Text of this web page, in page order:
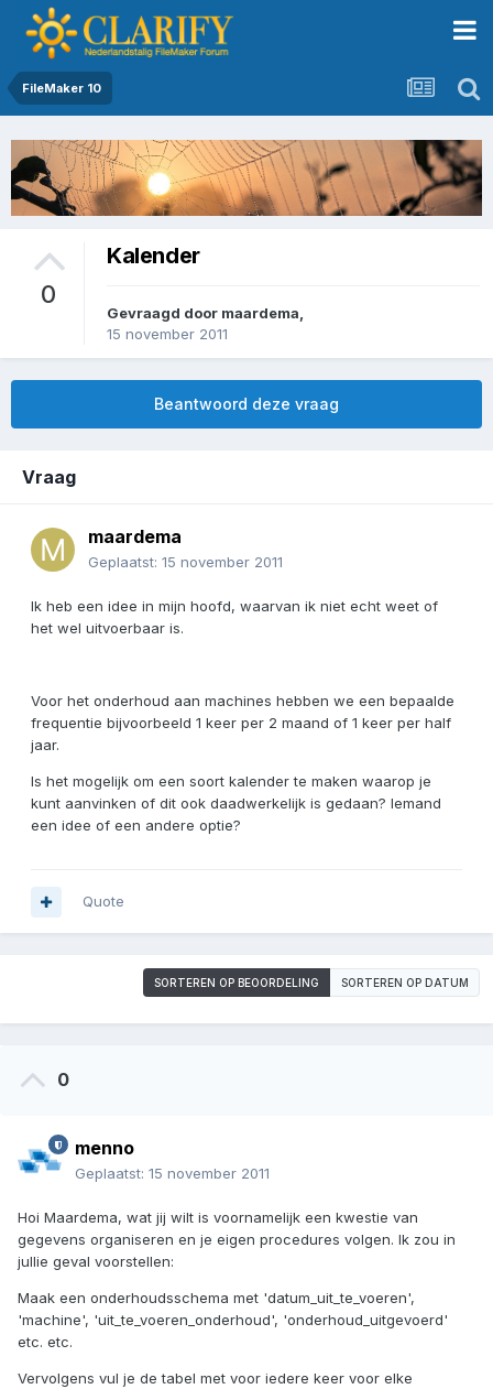
FileMaker 10
0
Kalender
Gevraagd door maardema
15 november 2011
Beantwoord deze vraag
Vraag
maardema
Geplaatst: 15 november 2011
Ik heb een idee in mijn hoofd, waarvan ik niet echt weet of
het wel uitvoerbaar is.
Voor het onderhoud aan machines hebben we een bepaalde
frequentie bijvoorbeeld 1 keer per 2 maand of 1 keer per half
jaar.
Is het mogelijk om een soort kalender te maken waarop je
kunt aanvinken of dit ook daadwerkelijk is gedaan? Iemand
een idee of een andere optie?
Quote
SORTEREN OP BEOORDELING SORTEREN OP DATUM
0
menno
Geplaatst: 15 november 2011
Hoi Maardema, wat jij wilt is voornamelijk een kwestie van
gegevens organiseren en je eigen procedures volgen. Ik zou in
jullie geval voorstellen:
Maak een onderhoudsschema met 'datum_uit_te_voeren',
'machine', 'uit_te_voeren_onderhoud', 'onderhoud_uitgevoerd'
etc. etc.
Vervolgens vul je de tabel met voor iedere keer voor elke